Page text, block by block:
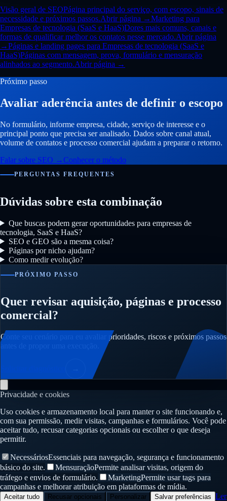
Visão geral de SEOPágina principal do serviço, com escopo, sinais de
necessidade e próximos passos.Abrir página →Marketing para
Empresas de tecnologia (SaaS e HaaS)Dores mais comuns, canais e
formas de qualificar melhor os contatos nesse mercado.Abrir página
→Páginas e landing pages para Empresas de tecnologia (SaaS e
HaaS)Páginas com mensagem, prova, formulário e mensuração
alinhados ao segmento.Abrir página →
Próximo passo
Avaliar aderência antes de definir o escopo
No formulário, informe empresa, cidade, serviço de interesse e o
principal ponto que precisa ser analisado. Dados sobre canal atual,
volume de contatos e processo comercial ajudam a preparar o retorno.
Falar sobre SEO →Conhecer o método
PERGUNTAS FREQUENTES
Dúvidas sobre esta combinação
Que buscas podem gerar oportunidades para empresas de
tecnologia, SaaS e HaaS?
SEO e GEO são a mesma coisa?
Páginas por nicho ajudam?
Como medir evolução?
PRÓXIMO PASSO
Quer revisar aquisição, páginas e processo
comercial?
Conte seu cenário para eu avaliar prioridades, riscos e próximos passos
Privacidade e cookies
Uso cookies e armazenamento local para manter o site funcionando e,
com sua permissão, medir visitas, campanhas e formulários. Você pode
aceitar tudo, recusar categorias opcionais ou escolher o que deseja
permitir.
NecessáriosEssenciais para navegação, segurança e funcionamento
básico do site.
MensuraçãoPermite analisar visitas, origem do
tráfego e envios de formulário.
MarketingPermite usar tags para
campanhas e melhorar atribuição em plataformas de mídia.
Aceitar tudo Recusar opcionais Personalizar Salvar preferências Ler